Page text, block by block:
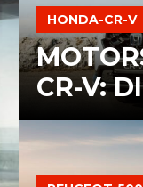
HONDA-CR-V
CR-V: